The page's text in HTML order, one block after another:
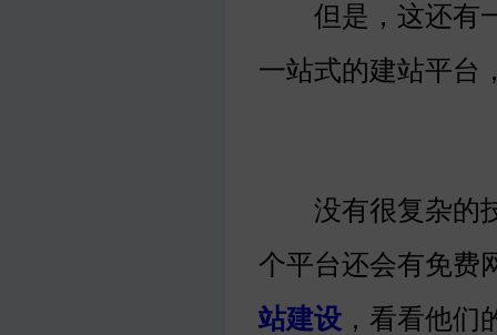
但是，这还有一
一站式的建站平台
没有很复杂的技
个平台还会有免费
站建设 ，看看他